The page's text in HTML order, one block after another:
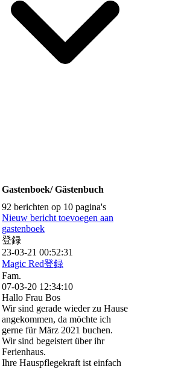
Gastenboek/ Gästenbuch
92 berichten op 10 pagina's
Nieuw bericht toevoegen aan
gastenboek
登録
23-03-21 00:52:31
Magic Red登録
Fam.
07-03-20 12:34:10
Hallo Frau Bos
Wir sind gerade wieder zu Hause
angekommen, da möchte ich
gerne für März 2021 buchen.
Wir sind begeistert über ihr
Ferienhaus.
Ihre Hauspflegekraft ist einfach